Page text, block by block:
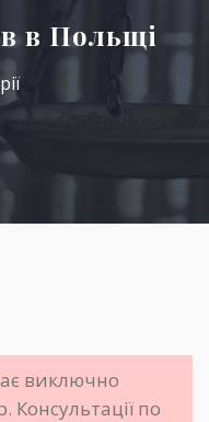
в Польщі
виключно
по